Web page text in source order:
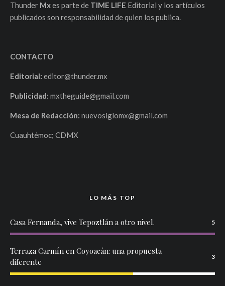
Thunder Mxes parte de TIME LIFE Editorial y los artículos
publicados son responsabilidad de quien los publica.
CONTACTO
Editorial: editor@thunder.mx
Publicidad: mxtheguide@gmail.com
Mesa de Redacción: nuevosiglomx@gmail.com
Cuauhtémoc; CDMX
LO MÁS TOP
Casa Fernanda, vive Tepoztlán a otro nivel. 5
Terraza Carmín en Coyoacán: una propuesta
diferente
3